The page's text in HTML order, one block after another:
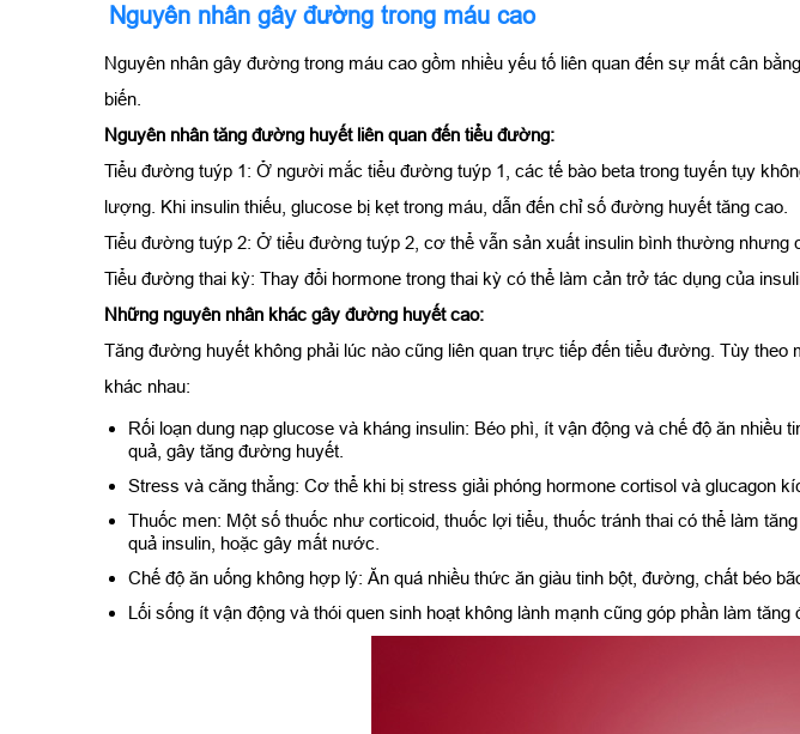
Nguyên nhân gây đường trong máu cao
Nguyên nhân gây đường trong máu cao gồm nhiều yếu tố liên quan đến sự mất cân
biến.
Nguyên nhân tăng đường huyết liên quan đến tiểu đường:
Tiểu đường tuýp 1: Ở người mắc tiểu đường tuýp 1, các tế bào beta trong tuyến tụy
lượng. Khi insulin thiếu, glucose bị kẹt trong máu, dẫn đến chỉ số đường huyết tăng cao.
Tiểu đường tuýp 2: Ở tiểu đường tuýp 2, cơ thể vẫn sản xuất insulin bình thường
Tiểu đường thai kỳ: Thay đổi hormone trong thai kỳ có thể làm cản trở tác dụng của
Những nguyên nhân khác gây đường huyết cao:
Tăng đường huyết không phải lúc nào cũng liên quan trực tiếp đến tiểu đường. Tùy
khác nhau:
Rối loạn dung nạp glucose và kháng insulin: Béo phì, ít vận động và chế độ ăn
quả, gây tăng đường huyết.
Stress và căng thẳng: Cơ thể khi bị stress giải phóng hormone cortisol và glucagon
Thuốc men: Một số thuốc như corticoid, thuốc lợi tiểu, thuốc tránh thai có thể làm
quả insulin, hoặc gây mất nước.
Chế độ ăn uống không hợp lý: Ăn quá nhiều thức ăn giàu tinh bột, đường, chất béo
Lối sống ít vận động và thói quen sinh hoạt không lành mạnh cũng góp phần làm tăng